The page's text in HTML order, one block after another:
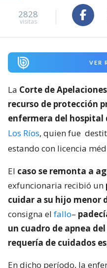
2828
visitas
VER
La Corte de
recurso de protección
enfermera del hospital
Los Ríos, quien fue
estando con licencia
El caso se remonta a
exfuncionaria recibió un
cuidar a su hijo menor
consigna el fallo–
un cuadro de apnea
requería de cuidados
En dicho período, la